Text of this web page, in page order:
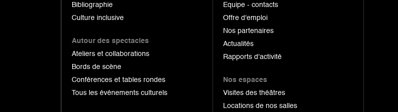
Bibliographie
Culture inclusive
Autour des spectacles
Ateliers et collaborations
Bords de scène
Conférences et tables rondes
Tous les événements culturels
Equipe - contacts
Offre d'emploi
Nos partenaires
Actualités
Rapports d'activité
Nos espaces
Visites des théâtres
Locations de nos salles